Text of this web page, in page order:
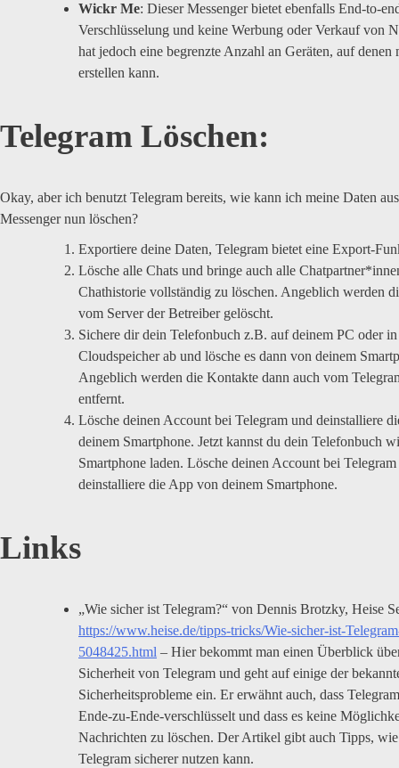
Wickr Me: Dieser Messenger bietet ebenfalls End-to-
Verschlüsselung und keine Werbung oder Verkauf von
hat jedoch eine begrenzte Anzahl an Geräten, auf denen
erstellen kann.
Telegram Löschen:
Okay, aber ich benutzt Telegram bereits, wie kann ich meine Daten
Messenger nun löschen?
Exportiere deine Daten, Telegram bietet eine Export-
Lösche alle Chats und bringe auch alle
Chathistorie vollständig zu löschen. Angeblich werden
vom Server der Betreiber gelöscht.
Sichere dir dein Telefonbuch z.B. auf deinem PC oder
Cloudspeicher ab und lösche es dann von deinem
Angeblich werden die Kontakte dann auch vom
entfernt.
Lösche deinen Account bei Telegram und deinstalliere
deinem Smartphone. Jetzt kannst du dein Telefonbuch
Smartphone laden. Lösche deinen Account bei
deinstalliere die App von deinem Smartphone.
Links
„Wie sicher ist Telegram?“ von Dennis Brotzky, Heise
https://www.heise.de/tipps-tricks/Wie-sicher-ist-
5048425.html – Hier bekommt man einen Überblick
Sicherheit von Telegram und geht auf einige der
Sicherheitsprobleme ein. Er erwähnt auch, dass
Ende-zu-Ende-verschlüsselt und dass es keine
Nachrichten zu löschen. Der Artikel gibt auch Tipps,
Telegram sicherer nutzen kann.